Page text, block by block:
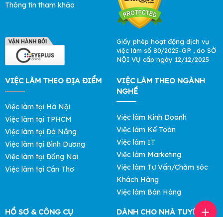
Thông tin tham khảo
Giấy phép hoạt động dịch vụ
việc làm số 80/2025-GP , do SỞ
NỘI VỤ cấp ngày 12/12/2025
VIỆC LÀM THEO ĐỊA ĐIỂM
Việc làm tại Hà Nội
Việc làm tại TPHCM
Việc làm tại Đà Nẵng
Việc làm tại Bình Dương
Việc làm tại Đồng Nai
Việc làm tại Cần Thơ
VIỆC LÀM THEO NGÀNH
NGHỀ
Việc làm Kinh Doanh
Việc làm Kế Toán
Việc làm IT
Việc làm Marketing
Việc làm Tư Vấn/Chăm sóc
Khách Hàng
Việc làm Bán Hàng
HỒ SƠ & CÔNG CỤ DÀNH CHO NHÀ TUYỂN